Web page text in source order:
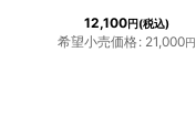
12,100円(税込)
希望小売価格: 21,000円